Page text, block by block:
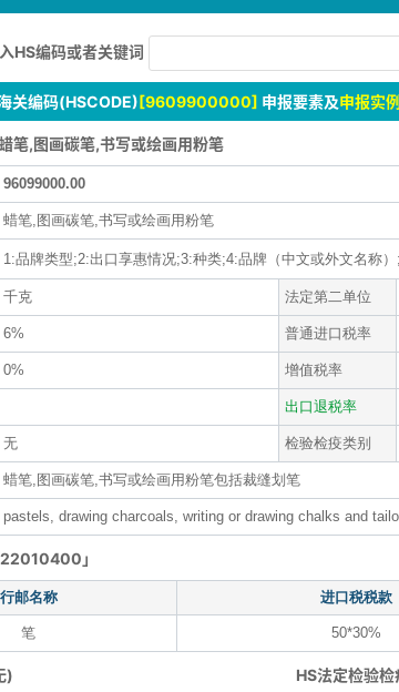
HS编码或者关键词
关编码(HSCODE)[9609900000] 申报要素及申报实
,图画碳笔,书写或绘画用粉笔
96099000.00
蜡笔,图画碳笔,书写或绘画用粉笔
1:品牌类型;2:出口享惠情况;3:种类;4:品牌（中文或外文名称
千克 法定第二单位
6% 普通进口税率
0% 增值税率
出口退税率
无 检验检疫类别
蜡笔,图画碳笔,书写或绘画用粉笔包括裁缝划笔
pastels, drawing charcoals, writing or drawing chalks and
」
行邮名称 进口税税款
笔 50*30%
) HS法定检验